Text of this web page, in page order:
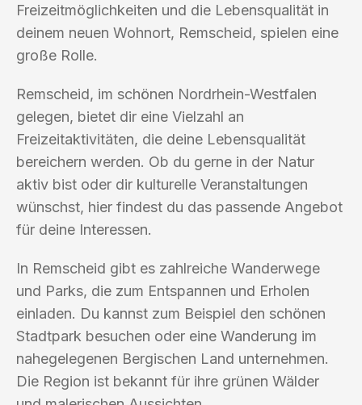
Freizeitmöglichkeiten und die Lebensqualität in
deinem neuen Wohnort, Remscheid, spielen eine
große Rolle.
Remscheid, im schönen Nordrhein-Westfalen
gelegen, bietet dir eine Vielzahl an
Freizeitaktivitäten, die deine Lebensqualität
bereichern werden. Ob du gerne in der Natur
aktiv bist oder dir kulturelle Veranstaltungen
wünschst, hier findest du das passende Angebot
für deine Interessen.
In Remscheid gibt es zahlreiche Wanderwege
und Parks, die zum Entspannen und Erholen
einladen. Du kannst zum Beispiel den schönen
Stadtpark besuchen oder eine Wanderung im
nahegelegenen Bergischen Land unternehmen.
Die Region ist bekannt für ihre grünen Wälder